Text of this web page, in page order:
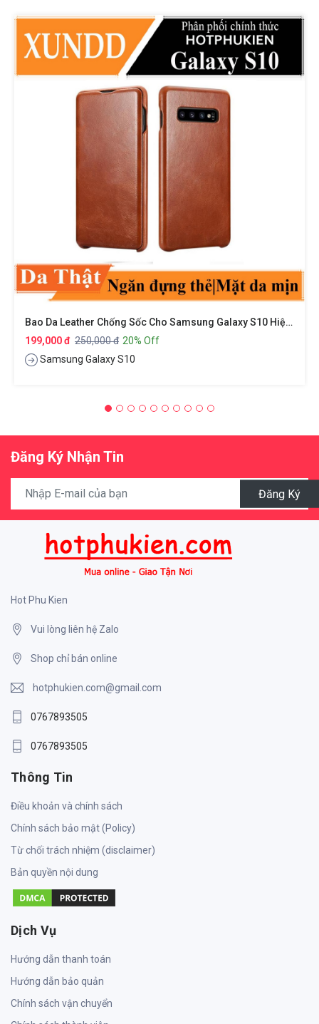
Bao Da Leather Chống Sốc Cho Samsung Galaxy S10 Hiệu XUNDD Gra Series
199,000 đ 250,000 đ 20% Off
Samsung Galaxy S10
Đăng Ký Nhận Tin
Đăng Ký
Hot Phu Kien
Vui lòng liên hệ Zalo
Shop chỉ bán online
hotphukien.com@gmail.com
0767893505
0767893505
Thông Tin
Điều khoản và chính sách
Chính sách bảo mật (Policy)
Từ chối trách nhiệm (disclaimer)
Bản quyền nội dung
Dịch Vụ
Hướng dẫn thanh toán
Hướng dẫn bảo quản
Chính sách vận chuyển